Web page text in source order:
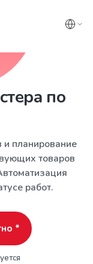
по
и планирование
товаров
работ.
*